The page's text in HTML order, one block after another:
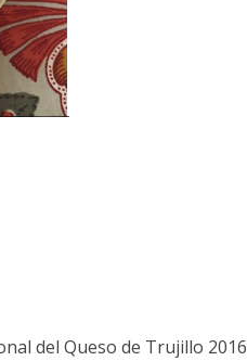
del Queso de Trujillo 2016